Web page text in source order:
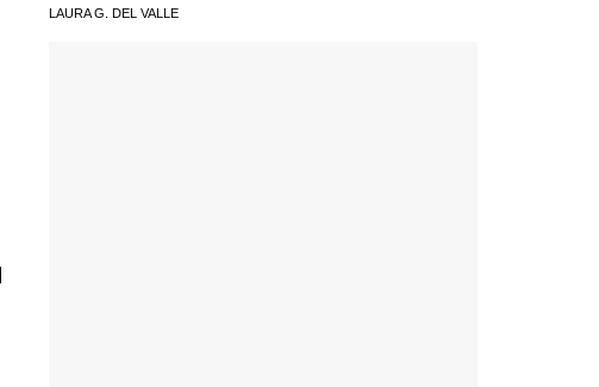
LAURA G. DEL VALLE